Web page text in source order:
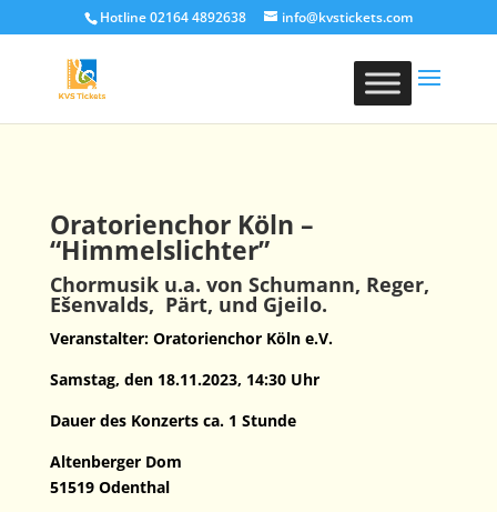
Hotline 02164 4892638 info@kvstickets.com
Oratorienchor Köln –
“Himmelslichter”
Chormusik u.a. von Schumann, Reger,
Ešenvalds, Pärt, und Gjeilo.
Veranstalter: Oratorienchor Köln e.V.
Samstag, den 18.11.2023, 14:30 Uhr
Dauer des Konzerts ca. 1 Stunde
Altenberger Dom
51519 Odenthal